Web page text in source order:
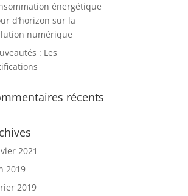
énergétique
d’horizon sur la
numérique
: Les
récents
2021
2019
2019